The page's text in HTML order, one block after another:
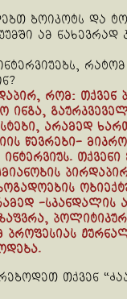
ბოიკოტს და
ამ ნახევრად
რომ: თქვენ
არამედ
წევრები-
თქვენი
-სკანდალის
თქვენ